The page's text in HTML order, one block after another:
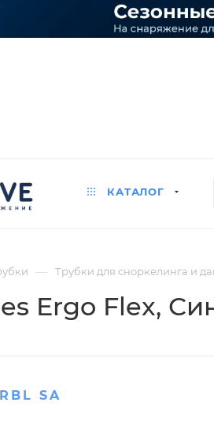
КАТАЛОГ
— Трубки для сноркелинга и
Ergo Flex,
SA